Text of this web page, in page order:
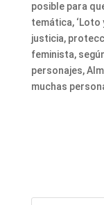
posible para
temática, ‘Loto
justicia,
feminista,
personajes,
muchas